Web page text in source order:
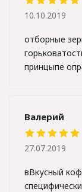
отборные
принцыпе
10.10.2019
Валерий
вВкусный
27.07.2019